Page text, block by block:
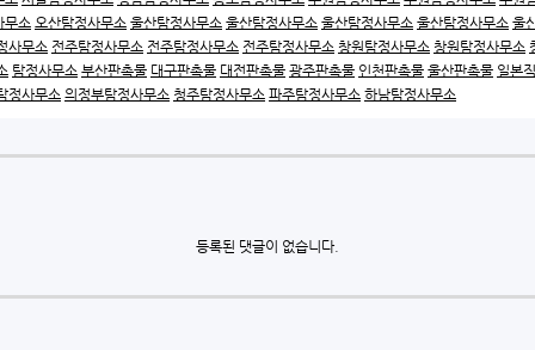
무소 오산탐정사무소 울산탐정사무소 울산탐정사무소 울산탐정사무소 울산탐정사무소 울
사무소 전주탐정사무소 전주탐정사무소 전주탐정사무소 창원탐정사무소 창원탐정사무소
탐정사무소 부산판촉물 대구판촉물 대전판촉물 광주판촉물 인천판촉물 울산판촉물 일본
정사무소 의정부탐정사무소 청주탐정사무소 파주탐정사무소 하남탐정사무소
등록된 댓글이 없습니다.